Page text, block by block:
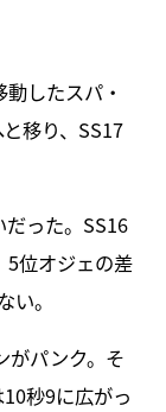
したスパ・
移り、SS17
った。SS16
5位オジェの差
。
がパンク。そ
秒9に広がっ